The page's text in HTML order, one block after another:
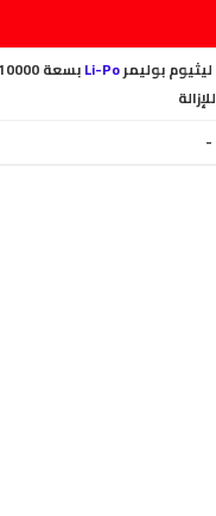
ليثيوم بوليمرLi-Po
للإزالة
-